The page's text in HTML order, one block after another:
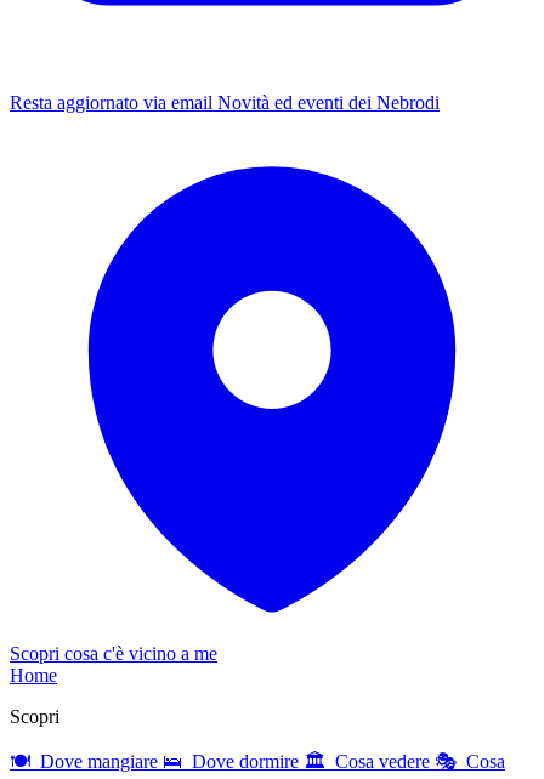
Resta aggiornato via email Novità ed eventi dei Nebrodi
Scopri cosa c'è vicino a me
Home
Scopri
🍽 Dove mangiare 🛌 Dove dormire 🏛 Cosa vedere 🎭 Cosa